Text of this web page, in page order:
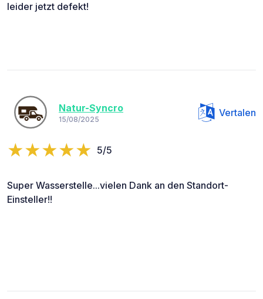
leider jetzt defekt!
Natur-Syncro
15/08/2025
Vertalen
5/5
Super Wasserstelle...vielen Dank an den Standort-
Einsteller!!